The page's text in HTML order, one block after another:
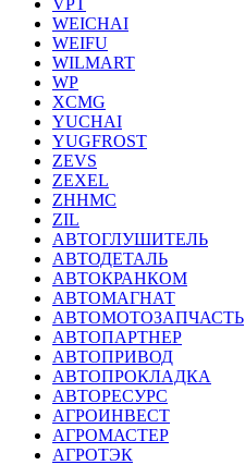
VPT
WEICHAI
WEIFU
WILMART
WP
XCMG
YUCHAI
YUGFROST
ZEVS
ZEXEL
ZHHMC
ZIL
АВТОГЛУШИТЕЛЬ
АВТОДЕТАЛЬ
АВТОКРАНКОМ
АВТОМАГНАТ
АВТОМОТОЗАПЧАСТЬ
АВТОПАРТНЕР
АВТОПРИВОД
АВТОПРОКЛАДКА
АВТОРЕСУРС
АГРОИНВЕСТ
АГРОМАСТЕР
АГРОТЭК